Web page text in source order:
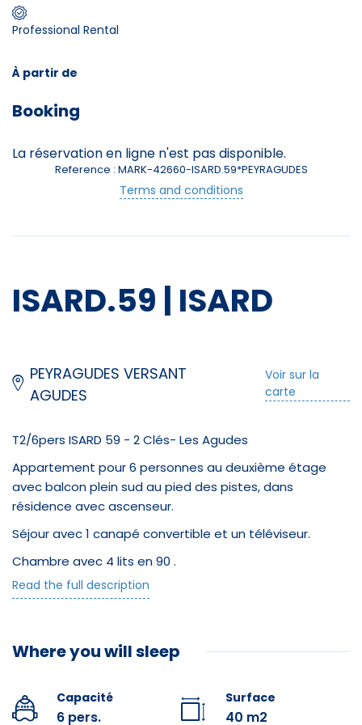
Etudiants - +
?
ISARD.59 | ISARD
PEYRAGUDES VERSANT
AGUDES
Voir sur la
carte
T2/6pers ISARD 59 - 2 Clés- Les Agudes
Appartement pour 6 personnes au deuxième étage
avec balcon plein sud au pied des pistes, dans
résidence avec ascenseur.
Séjour avec 1 canapé convertible et un téléviseur.
Chambre avec 4 lits en 90 .
Cuisine équipée d'une cuisinière avec four, réfrigérateur,
Salle de bain avec douche et wc .
Possibilité d'avoir un accès wifi dans l'appartement
Read the full description
Where you will sleep
Capacité
6 pers.
Surface
40 m2
Professional Rental
À partir de
Booking
La réservation en ligne n'est pas disponible.
Reference : MARK-42660-ISARD.59*PEYRAGUDES
Terms and conditions